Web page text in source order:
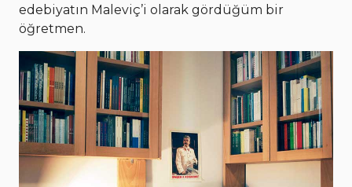
edebiyatın Maleviç’i olarak gördüğüm bir
öğretmen.